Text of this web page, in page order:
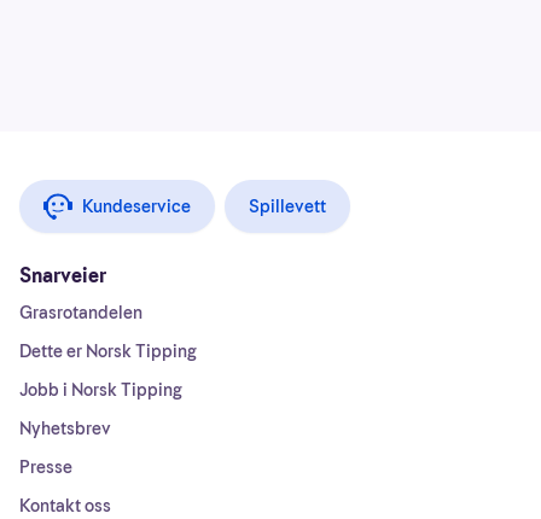
Kundeservice Spillevett
Snarveier
Grasrotandelen
Dette er Norsk Tipping
Jobb i Norsk Tipping
Nyhetsbrev
Presse
Kontakt oss